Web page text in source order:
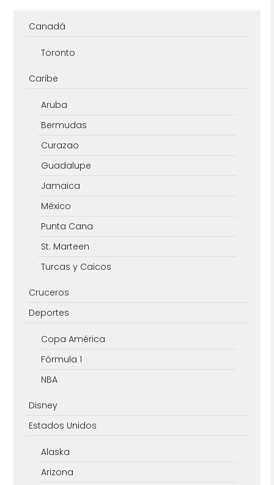
Canadá
Toronto
Caribe
Aruba
Bermudas
Curazao
Guadalupe
Jamaica
México
Punta Cana
St. Marteen
Turcas y Caicos
Cruceros
Deportes
Copa América
Fórmula 1
NBA
Disney
Estados Unidos
Alaska
Arizona